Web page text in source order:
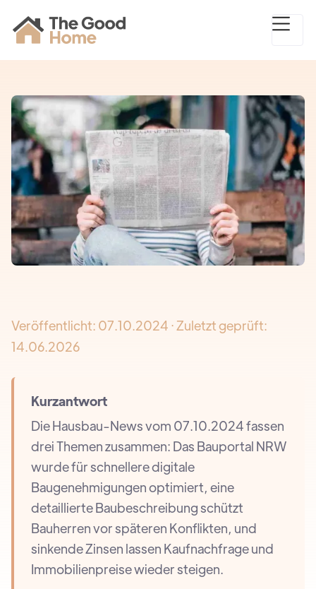
Veröffentlicht: 07.10.2024 · Zuletzt geprüft:
14.06.2026
Kurzantwort
Die Hausbau-News vom 07.10.2024 fassen
drei Themen zusammen: Das Bauportal NRW
wurde für schnellere digitale
Baugenehmigungen optimiert, eine
detaillierte Baubeschreibung schützt
Bauherren vor späteren Konflikten, und
sinkende Zinsen lassen Kaufnachfrage und
Immobilienpreise wieder steigen.